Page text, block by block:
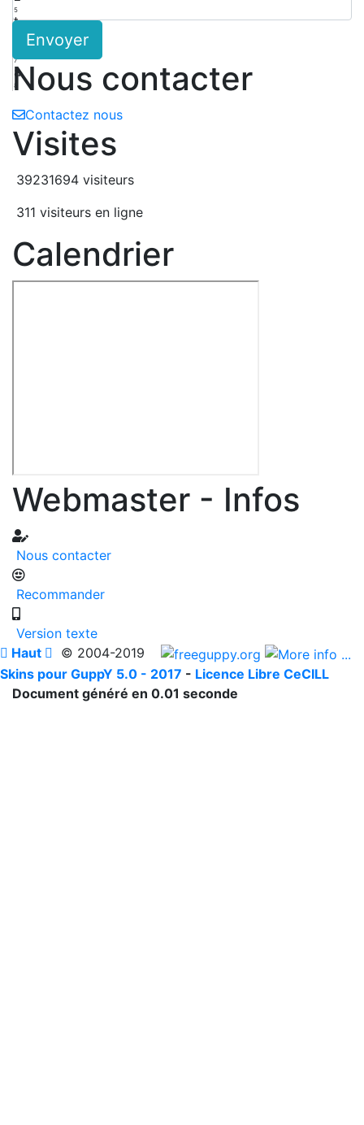
5
t
7
a
8
Envoyer
Nous contacter
Contactez nous
Visites
39231694 visiteurs
311 visiteurs en ligne
Calendrier
Webmaster - Infos
Nous contacter
Recommander
Version texte
 Haut  © 2004-2019
Skins pour GuppY 5.0 - 2017 - Licence Libre CeCILL
Document généré en 0.01 seconde